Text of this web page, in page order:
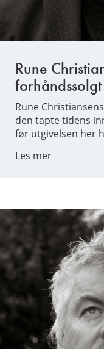
Rune
Rune
den tapte tidens
før utgivelsen her
Les mer